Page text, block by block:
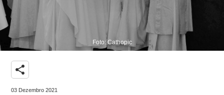
Foto: Cathopic
share
03 Dezembro 2021